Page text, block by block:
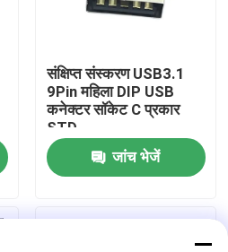
संक्षिप्त संस्करण USB3.1
9Pin महिला DIP USB
कनेक्टर सॉकेट C प्रकार
STD
जांच भेजें